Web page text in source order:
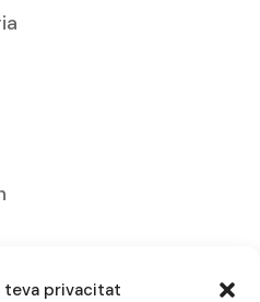
teva privacitat